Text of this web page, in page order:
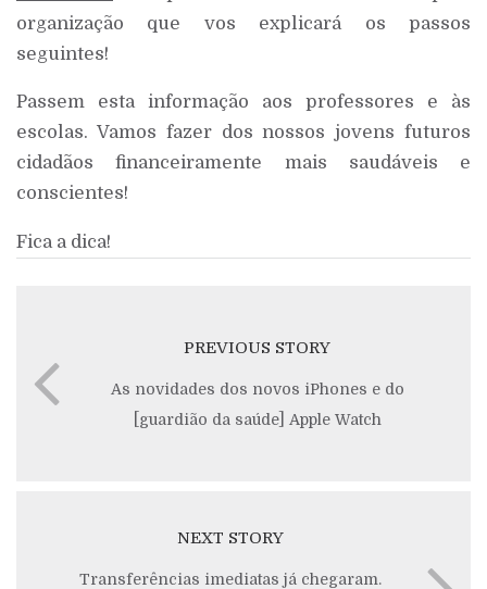
organização que vos explicará os passos
seguintes!
Passem esta informação aos professores e às
escolas. Vamos fazer dos nossos jovens futuros
cidadãos financeiramente mais saudáveis e
conscientes!
Fica a dica!
PREVIOUS STORY
As novidades dos novos iPhones e do
[guardião da saúde] Apple Watch
NEXT STORY
Transferências imediatas já chegaram.